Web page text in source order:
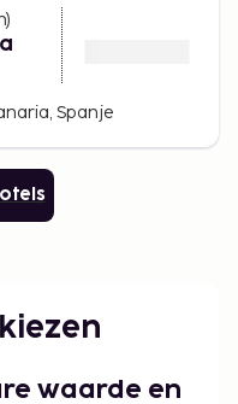
)
Spanje
waarde en